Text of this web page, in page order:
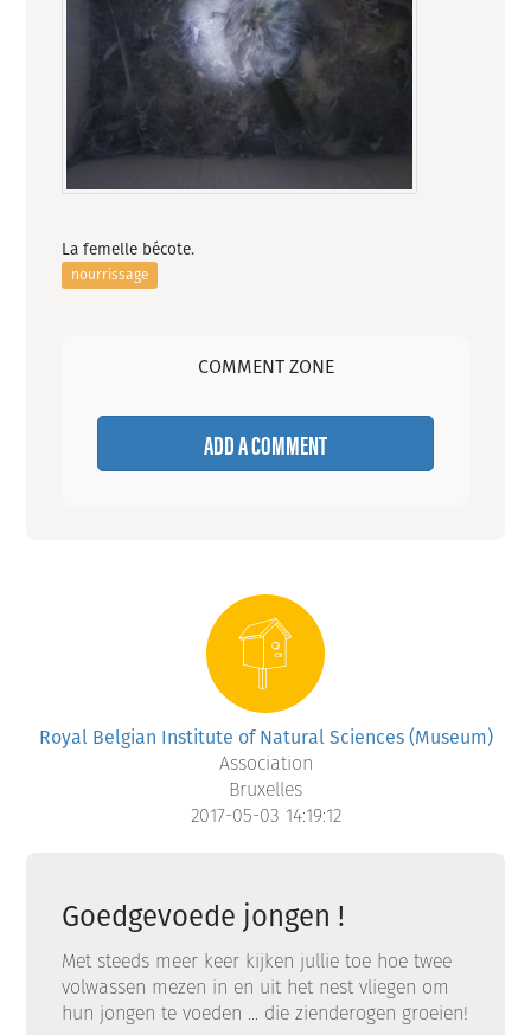
La femelle bécote.
nourrissage
COMMENT ZONE
ADD A COMMENT
Royal Belgian Institute of Natural Sciences (Museum)
Association
Bruxelles
2017-05-03 14:19:12
Goedgevoede jongen !
Met steeds meer keer kijken jullie toe hoe twee
volwassen mezen in en uit het nest vliegen om
hun jongen te voeden … die zienderogen groeien!